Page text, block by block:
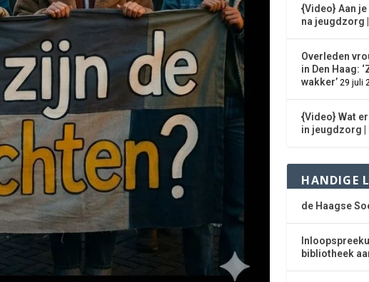
{Video} Aan
na jeugdzorg
Overleden
in Den Haag:
wakker’ 29 juli
{Video} Wat
in jeugdzorg |
HANDIGE
de Haagse
bibliotheek